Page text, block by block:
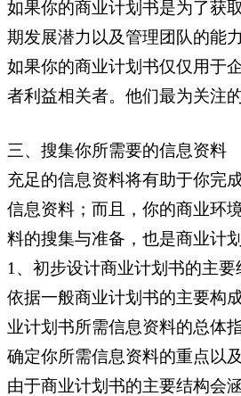
如果你的商业计划书是为了获
期发展潜力以及管理团队的能
如果你的商业计划书仅仅用于
者利益相关者。他们最为关注
三、搜集你所需要的信息资料
充足的信息资料将有助于你完
信息资料；而且，你的商业环
料的搜集与准备，也是商业计
1、初步设计商业计划书的主要
依据一般商业计划书的主要构
业计划书所需信息资料的总体
确定你所需信息资料的重点以
由于商业计划书的主要结构会